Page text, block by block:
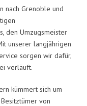
nach Grenoble und
den Umzugsmeister
unserer langjährigen
sorgen wir dafür,
verläuft.
kümmert sich um
von